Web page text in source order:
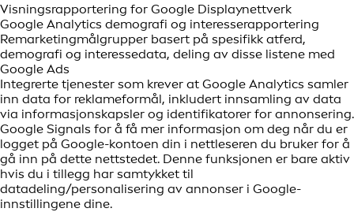
Visningsrapportering for Google Displaynettverk
Google Analytics demografi og interesserapportering
Remarketingmålgrupper basert på spesifikk atferd,
demografi og interessedata, deling av disse listene med
Google Ads
Integrerte tjenester som krever at Google Analytics samler
inn data for reklameformål, inkludert innsamling av data
via informasjonskapsler og identifikatorer for annonsering.
Google Signals for å få mer informasjon om deg når du er
logget på Google-kontoen din i nettleseren du bruker for å
gå inn på dette nettstedet. Denne funksjonen er bare aktiv
hvis du i tillegg har samtykket til
datadeling/personalisering av annonser i Google-
innstillingene dine.